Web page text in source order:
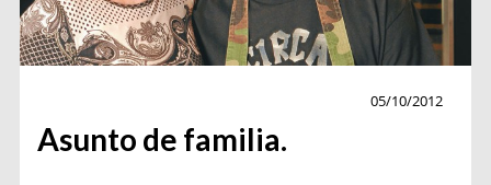
05/10/2012
Asunto de familia.